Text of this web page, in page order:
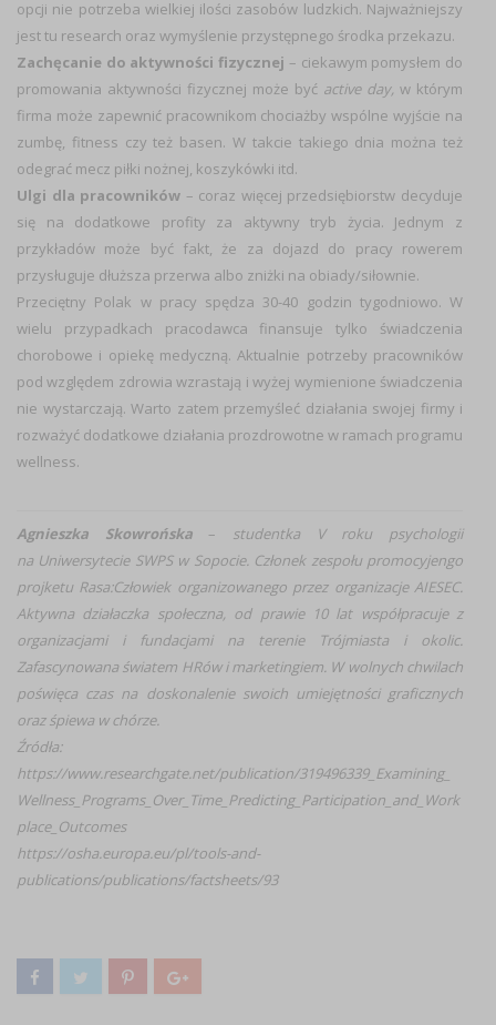
opcji nie potrzeba wielkiej ilości zasobów ludzkich. Najważniejszy
jest tu research oraz wymyślenie przystępnego środka przekazu.
Zachęcanie do aktywności fizycznej – ciekawym pomysłem do
promowania aktywności fizycznej może być active day, w którym
firma może zapewnić pracownikom chociażby wspólne wyjście na
zumbę, fitness czy też basen. W takcie takiego dnia można też
odegrać mecz piłki nożnej, koszykówki itd.
Ulgi dla pracowników – coraz więcej przedsiębiorstw decyduje
się na dodatkowe profity za aktywny tryb życia. Jednym z
przykładów może być fakt, że za dojazd do pracy rowerem
przysługuje dłuższa przerwa albo zniżki na obiady/siłownie.
Przeciętny Polak w pracy spędza 30-40 godzin tygodniowo. W
wielu przypadkach pracodawca finansuje tylko świadczenia
chorobowe i opiekę medyczną. Aktualnie potrzeby pracowników
pod względem zdrowia wzrastają i wyżej wymienione świadczenia
nie wystarczają. Warto zatem przemyśleć działania swojej firmy i
rozważyć dodatkowe działania prozdrowotne w ramach programu
wellness.
Agnieszka Skowrońska – studentka V roku psychologii
na Uniwersytecie SWPS w Sopocie. Członek zespołu promocyjengo
projketu Rasa:Człowiek organizowanego przez organizacje AIESEC.
Aktywna działaczka społeczna, od prawie 10 lat współpracuje z
organizacjami i fundacjami na terenie Trójmiasta i okolic.
Zafascynowana światem HRów i marketingiem. W wolnych chwilach
poświęca czas na doskonalenie swoich umiejętności graficznych
oraz śpiewa w chórze.
Źródła:
https://www.researchgate.net/publication/319496339_Examining_
Wellness_Programs_Over_Time_Predicting_Participation_and_Work
place_Outcomes
https://osha.europa.eu/pl/tools-and-
publications/publications/factsheets/93